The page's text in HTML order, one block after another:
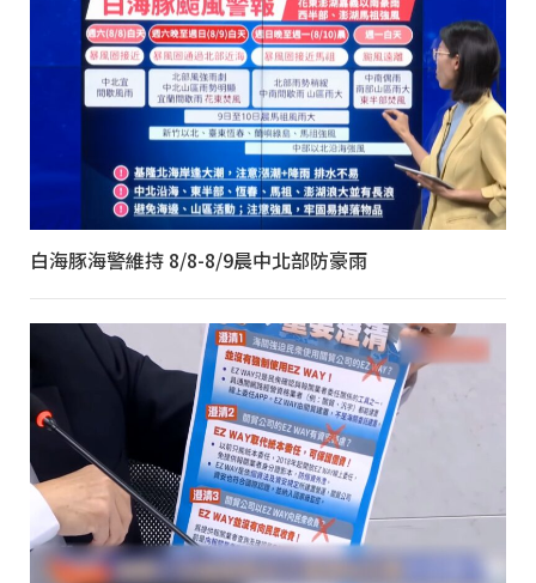
白海豚海警維持 8/8-8/9晨中北部防豪雨